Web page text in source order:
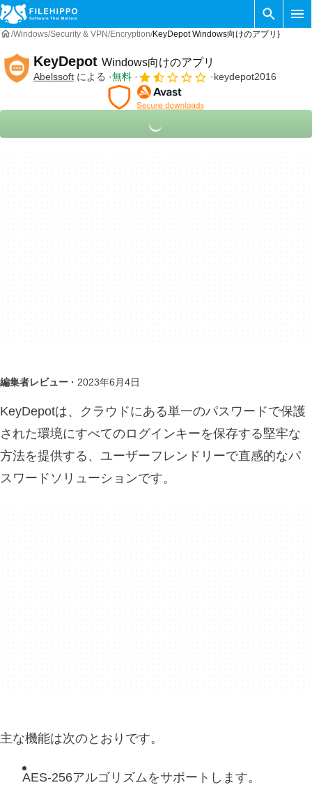
Windows Security & VPN Encryption KeyDepot Windows向けのアプリ}
KeyDepot Windows向けのアプリ
Abelssoft による 無料 keydepot2016
編集者レビュー · 2023年6月4日
KeyDepotは、クラウドにある単一のパスワードで保護
された環境にすべてのログインキーを保存する堅牢な
方法を提供する、ユーザーフレンドリーで直感的なパ
スワードソリューションです。
主な機能は次のとおりです。
AES-256アルゴリズムをサポートします。